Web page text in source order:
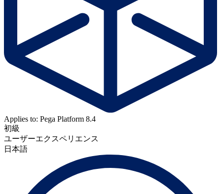
Applies to: Pega Platform 8.4
初級
ユーザーエクスペリエンス
日本語